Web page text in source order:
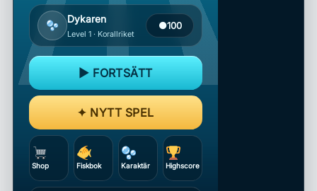
Dykaren
Level 1 · Korallriket
●100
▶ FORTSÄTT
✦ NYTT SPEL
Shop Fiskbok Karaktär Highscore